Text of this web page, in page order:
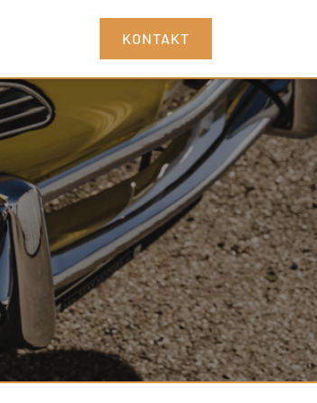
KONTAKT